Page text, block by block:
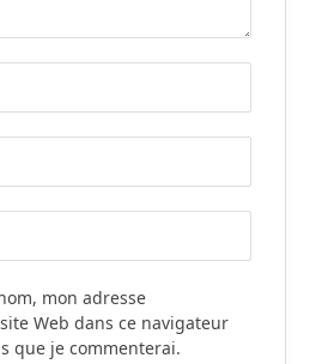
mon adresse
Web dans ce navigateur
que je commenterai.